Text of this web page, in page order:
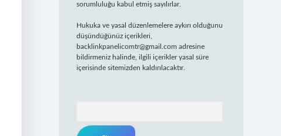
sorumluluğu kabul etmiş sayılırlar.
Hukuka ve yasal düzenlemelere aykırı olduğunu
düşündüğünüz içerikleri,
backlinkpanelicomtr@gmail.com adresine
bildirmeniz halinde, ilgili içerikler yasal süre
içerisinde sitemizden kaldırılacaktır.